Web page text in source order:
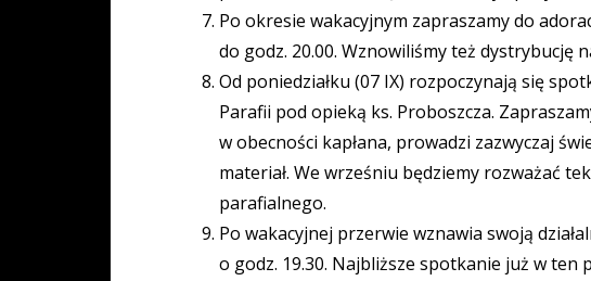
Po okresie wakacyjnym zapraszamy do
do godz. 20.00. Wznowiliśmy też dystrybucję
Od poniedziałku (07 IX) rozpoczynają się
Parafii pod opieką ks. Proboszcza.
w obecności kapłana, prowadzi zazwyczaj
materiał. We wrześniu będziemy rozważać
parafialnego.
Po wakacyjnej przerwie wznawia swoją
o godz. 19.30. Najbliższe spotkanie już w ten